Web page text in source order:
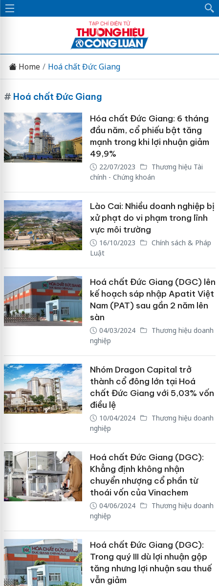
Home Hoá chất Đức Giang
# Hoá chất Đức Giang
Hóa chất Đức Giang: 6 tháng
đầu năm, cổ phiếu bật tăng
mạnh trong khi lợi nhuận giảm
49,9%
22/07/2023
Thương hiệu Tài
chính - Chứng khoán
Lào Cai: Nhiều doanh nghiệp bị
xử phạt do vi phạm trong lĩnh
vực môi trường
16/10/2023
Chính sách & Pháp
Luật
Hoá chất Đức Giang (DGC) lên
kế hoạch sáp nhập Apatit Việt
Nam (PAT) sau gần 2 năm lên
sàn
04/03/2024
Thương hiệu doanh
nghiệp
Nhóm Dragon Capital trở
thành cổ đông lớn tại Hoá
chất Đức Giang với 5,03% vốn
điều lệ
10/04/2024
Thương hiệu doanh
nghiệp
Hoá chất Đức Giang (DGC):
Khẳng định không nhận
chuyển nhượng cổ phần từ
thoái vốn của Vinachem
04/06/2024
Thương hiệu doanh
nghiệp
Hoá chất Đức Giang (DGC):
Trong quý III dù lợi nhuận gộp
tăng nhưng lợi nhuận sau thuế
vẫn giảm